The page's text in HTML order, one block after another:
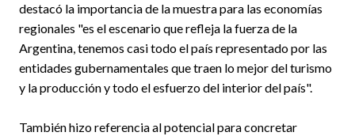
destacó la importancia de la muestra para las economías
regionales "es el escenario que refleja la fuerza de la
Argentina, tenemos casi todo el país representado por las
entidades gubernamentales que traen lo mejor del turismo
y la producción y todo el esfuerzo del interior del país".
También hizo referencia al potencial para concretar